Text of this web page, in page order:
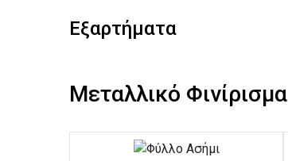
Εξαρτήματα
Μεταλλικό Φινίρισμα